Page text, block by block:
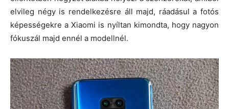
elvileg négy is rendelkezésre áll majd, ráadásul a fotós
képességekre a Xiaomi is nyíltan kimondta, hogy nagyon
fókuszál majd ennél a modellnél.